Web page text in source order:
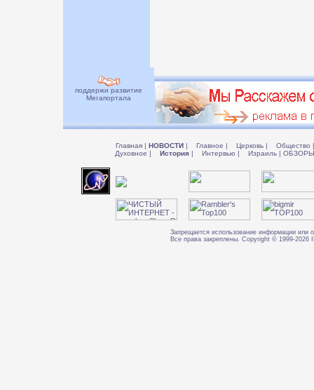
поддержи развитие
Мегапортала
Главная | НОВОСТИ | Главное | Церковь | Общество |
Духовное | История | Интервью | Израиль |
Запрещается использование информации или
Все права закреплены. Copyright © 1999-